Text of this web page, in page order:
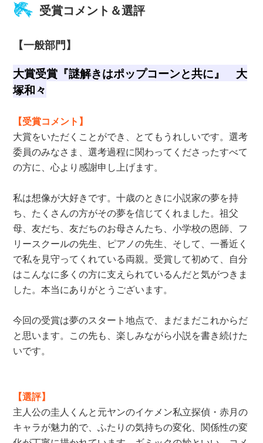
受賞コメント＆選評
【一般部門】
大賞受賞『謎解きはポップコーンと共に』 大
塚和々
【受賞コメント】
大賞をいただくことができ、とてもうれしいです。選考
委員のみなさま、選考過程に関わってくださったすべて
の方に、心より感謝申し上げます。
私は想像が大好きです。十歳のときに小説家の夢を持
ち、たくさんの方がその夢を信じてくれました。祖父
母、友だち、友だちのお母さんたち、小学校の恩師、フ
リースクールの先生、ピアノの先生、そして、一番近く
で私を見守ってくれている両親。受賞して初めて、自分
はこんなに多くの方に支えられているんだと気がつきま
した。本当にありがとうございます。
今回の受賞は夢のスタート地点で、まだまだこれからだ
と思います。この先も、楽しみながら小説を書き続けた
いです。
【選評】
主人公の圭人くんと元ヤンのイケメン私立探偵・赤月の
キャラが魅力的で、ふたりの気持ちの変化、関係性の変